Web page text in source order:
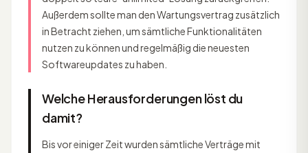
Außerdem sollte man den Wartungsvertrag zusätzlich
in Betracht ziehen, um sämtliche Funktionalitäten
nutzen zu können und regelmäßig die neuesten
Softwareupdates zu haben.
Welche Herausforderungen löst du
damit?
Bis vor einiger Zeit wurden sämtliche Verträge mit